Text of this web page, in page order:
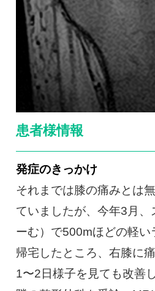
患者様情報
発症のきっかけ
それまでは膝の痛みとは
ていましたが、今年3月
ーむ）で500mほどの軽い
帰宅したところ、右膝に
1〜2日様子を見ても改善